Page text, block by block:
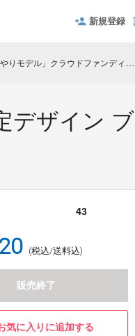
新規登録
ウドファンディング限定デザイン ブラック×型押し 特別価格
デザイン ブ
43
(税込/送料込)
販売終了
気に入りに追加する